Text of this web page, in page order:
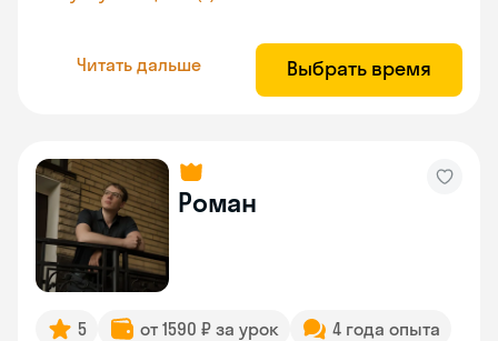
Читать дальше Выбрать время
Роман
5 от 1590 ₽ за урок 4 года опыта